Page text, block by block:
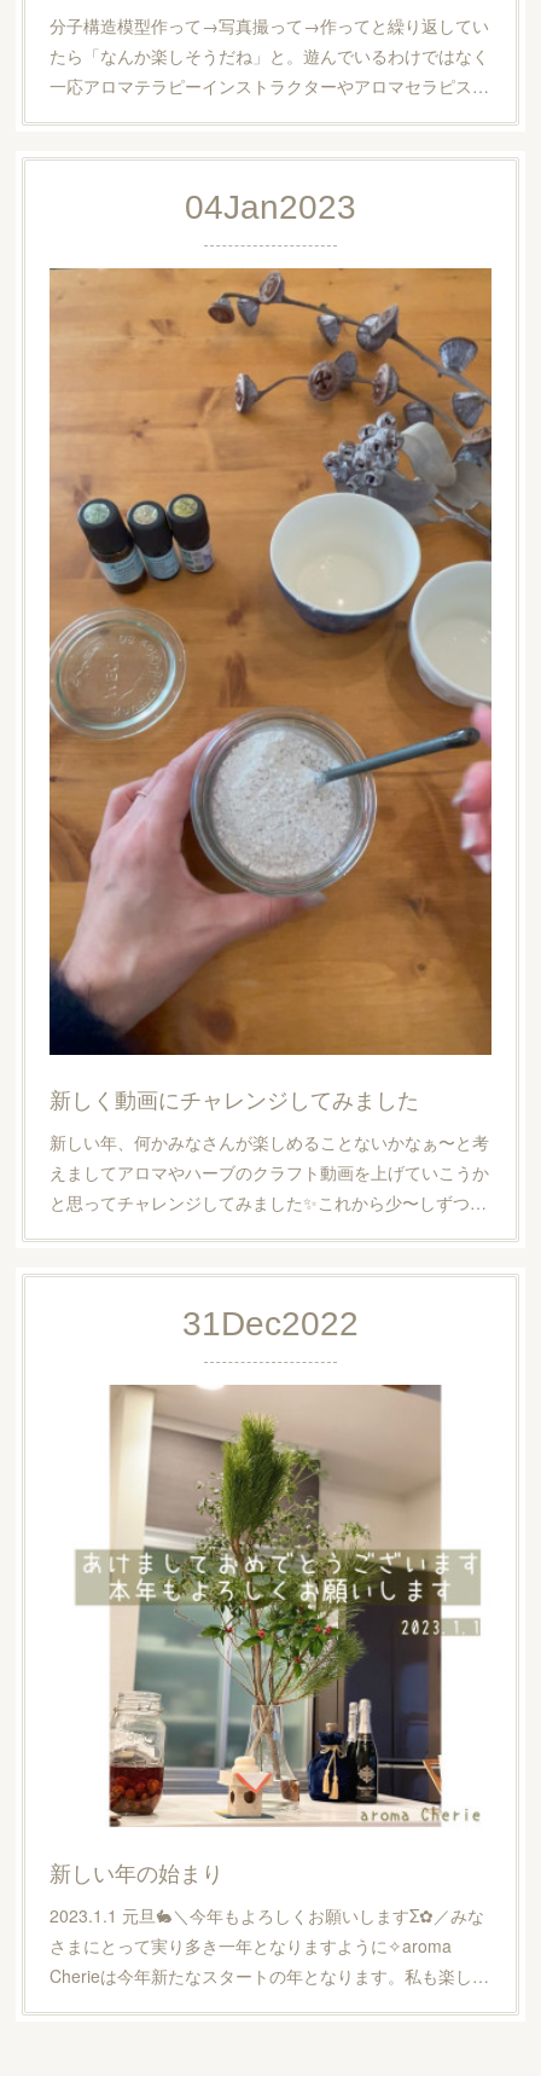
分子構造模型作って→写真撮って→作ってと繰り返してい
たら「なんか楽しそうだね」と。遊んでいるわけではなく
一応アロマテラピーインストラクターやアロマセラピス…
04Jan2023
新しく動画にチャレンジしてみました
新しい年、何かみなさんが楽しめることないかなぁ〜と考
えましてアロマやハーブのクラフト動画を上げていこうか
と思ってチャレンジしてみました✨これから少〜しずつ…
31Dec2022
新しい年の始まり
2023.1.1 元旦🐇＼今年もよろしくお願いしますΣ✿／みな
さまにとって実り多き一年となりますように✧aroma
Cherieは今年新たなスタートの年となります。私も楽し…